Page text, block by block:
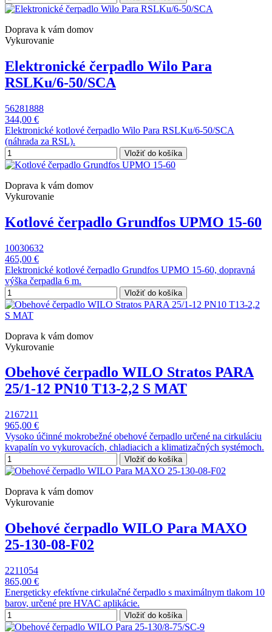
Doprava k vám domov
Vykurovanie
Elektronické čerpadlo Wilo Para
RSLKu/6-50/SCA
56281888
344,00 €
Elektronické kotlové čerpadlo Wilo Para RSLKu/6-50/SCA
(náhrada za RSL).
Vložiť do košíka
Doprava k vám domov
Vykurovanie
Kotlové čerpadlo Grundfos UPMO 15-60
10030632
465,00 €
Elektronické kotlové čerpadlo Grundfos UPMO 15-60, dopravná
výška čerpadla 6 m.
Vložiť do košíka
Doprava k vám domov
Vykurovanie
Obehové čerpadlo WILO Stratos PARA
25/1-12 PN10 T13-2,2 S MAT
2167211
965,00 €
Vysoko účinné mokrobežné obehové čerpadlo určené na cirkuláciu
kvapalín vo vykurovacích, chladiacich a klimatizačných systémoch.
Vložiť do košíka
Doprava k vám domov
Vykurovanie
Obehové čerpadlo WILO Para MAXO
25-130-08-F02
2211054
865,00 €
Energeticky efektívne cirkulačné čerpadlo s maximálnym tlakom 10
barov, určené pre HVAC aplikácie.
Vložiť do košíka